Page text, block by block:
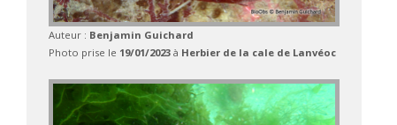
Auteur : Benjamin Guichard
Photo prise le 19/01/2023à Herbier de la cale de Lanvéoc